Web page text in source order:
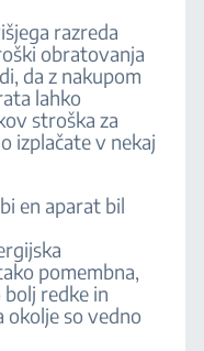
razreda
obratovanja
da z nakupom
lahko
stroška za
izplačate v nekaj
en aparat bil
pomembna,
redke in
okolje so vedno